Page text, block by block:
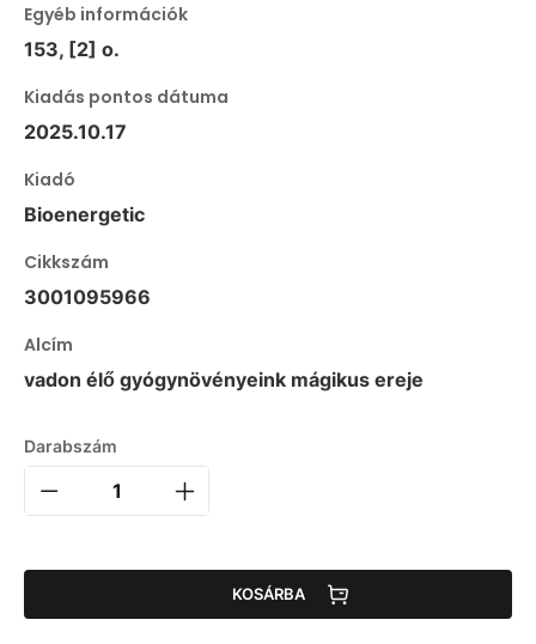
Egyéb információk
153, [2] o.
Kiadás pontos dátuma
2025.10.17
Kiadó
Bioenergetic
Cikkszám
3001095966
Alcím
vadon élő gyógynövényeink mágikus ereje
Darabszám
KOSÁRBA